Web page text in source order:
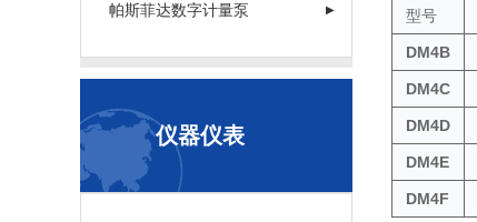
帕斯菲达数字计量泵 ▶
仪器仪表
型号
DM4B
DM4C
DM4D
DM4E
DM4F